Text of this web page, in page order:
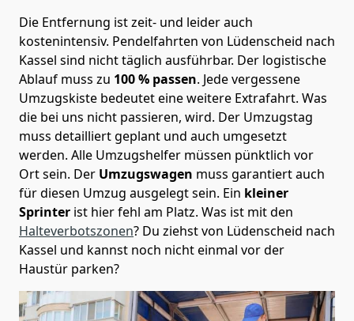
Die Entfernung ist zeit- und leider auch
kostenintensiv. Pendelfahrten von Lüdenscheid nach
Kassel sind nicht täglich ausführbar. Der logistische
Ablauf muss zu 100 % passen. Jede vergessene
Umzugskiste bedeutet eine weitere Extrafahrt. Was
die bei uns nicht passieren, wird. Der Umzugstag
muss detailliert geplant und auch umgesetzt
werden. Alle Umzugshelfer müssen pünktlich vor
Ort sein. Der Umzugswagen muss garantiert auch
für diesen Umzug ausgelegt sein. Ein kleiner
Sprinter ist hier fehl am Platz. Was ist mit den
Halteverbotszonen? Du ziehst von Lüdenscheid nach
Kassel und kannst noch nicht einmal vor der
Haustür parken?